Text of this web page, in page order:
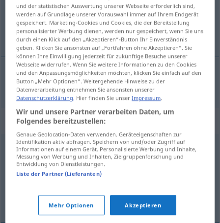
(Für mehr Details die Übersetzung anklicken/antippen)
louco, doido
louco,doido irrsinnig
„irrsinnig“: Adverb
irrsinnigadv
Übersicht aller Übersetzungen
(Für mehr Details die Übersetzung anklicken/antippen)
und der statistischen Auswertung unserer Webseite erforderlich sind,
werden auf Grundlage unserer Vorauswahl immer auf Ihrem Endgerät
gespeichert. Marketing-Cookies und Cookies, die der Bereitstellung
personalisierter Werbung dienen, werden nur gespeichert, wenn Sie uns
durch einen Klick auf den „Akzeptieren“-Button Ihr Einverständnis
geben. Klicken Sie ansonsten auf „Fortfahren ohne Akzeptieren“. Sie
können Ihre Einwilligung jederzeit für zukünftige Besuche unserer
Webseite widerrufen. Wenn Sie weitere Informationen zu den Cookies
und den Anpassungsmöglichkeiten möchten, klicken Sie einfach auf den
Button „Mehr Optionen“. Weitergehende Hinweise zu der
Datenverarbeitung entnehmen Sie ansonsten unserer
Datenschutzerklärung. Hier finden Sie unserImpressum.
Wir und unsere Partner verarbeiten Daten, um
Folgendes bereitzustellen:
Genaue Geolocation-Daten verwenden. Geräteeigenschaften zur
Identifikation aktiv abfragen. Speichern von und/oder Zugriff auf
Informationen auf einem Gerät. Personalisierte Werbung und Inhalte,
Messung von Werbung und Inhalten, Zielgruppenforschung und
Entwicklung von Dienstleistungen.
Liste der Partner (Lieferanten)
Mehr Optionen Akzeptieren